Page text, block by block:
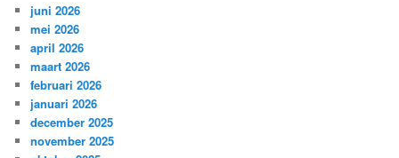
juni 2026
mei 2026
april 2026
maart 2026
februari 2026
januari 2026
december 2025
november 2025